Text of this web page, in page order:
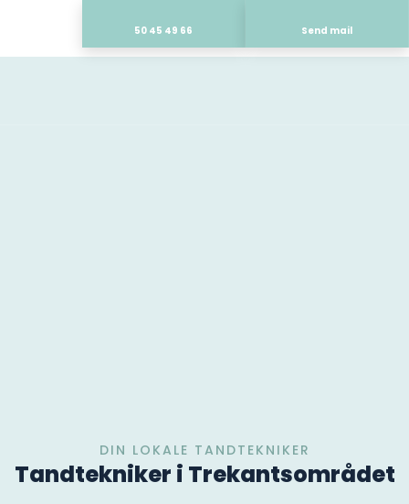
50 45 49 66 Send mail
DIN LOKALE TANDTEKNIKER
Tandtekniker i Trekantsområdet